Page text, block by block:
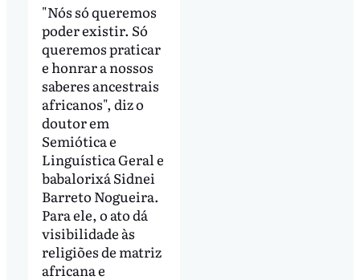
"Nós só queremos
poder existir. Só
queremos praticar
e honrar a nossos
saberes ancestrais
africanos", diz o
doutor em
Semiótica e
Linguística Geral e
babalorixá Sidnei
Barreto Nogueira.
Para ele, o ato dá
visibilidade às
religiões de matriz
africana e